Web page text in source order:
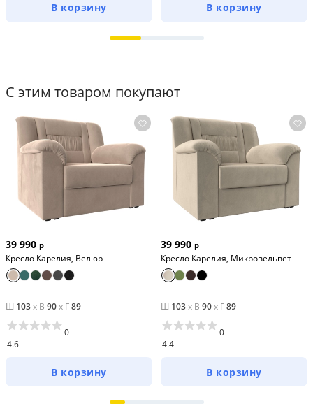
В корзину В корзину
С этим товаром покупают
39 990 р
Кресло Карелия, Велюр
Ш 103x В 90x Г89
4.6
0
В корзину
39 990 р
Кресло Карелия, Микровельвет
Ш 103x В 90x Г89
4.4
0
В корзину